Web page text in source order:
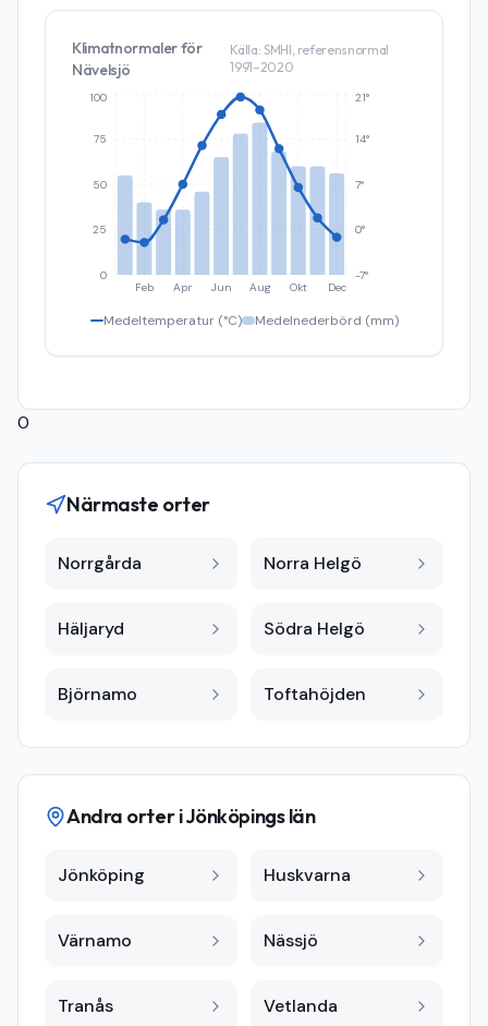
Klimatnormaler för
Nävelsjö
Källa: SMHI, referensnormal
1991–2020
Feb Apr Jun Aug Okt Dec
0
25
50
75
100
-7°
0°
7°
14°
21°
Medeltemperatur (°C) Medelnederbörd (mm)
0
Närmaste orter
Norrgårda Norra Helgö
Häljaryd Södra Helgö
Björnamo Toftahöjden
Andra orter iJönköpings län
Jönköping Huskvarna
Värnamo Nässjö
Tranås Vetlanda